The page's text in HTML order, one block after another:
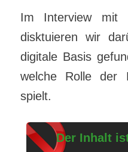
Im Interview mit
disktuieren wir
digitale Basis
welche Rolle der
spielt.
Der Inhalt